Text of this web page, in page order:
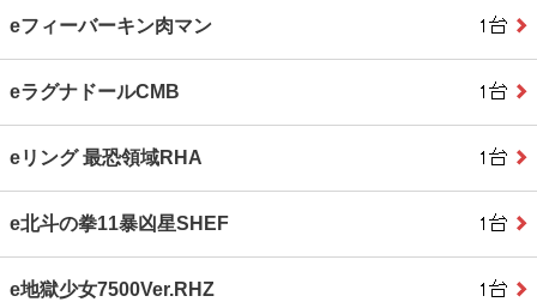
eフィーバーキン肉マン
eラグナドールCMB
eリング 最恐領域RHA
e北斗の拳11暴凶星SHEF
e地獄少女7500Ver.RHZ